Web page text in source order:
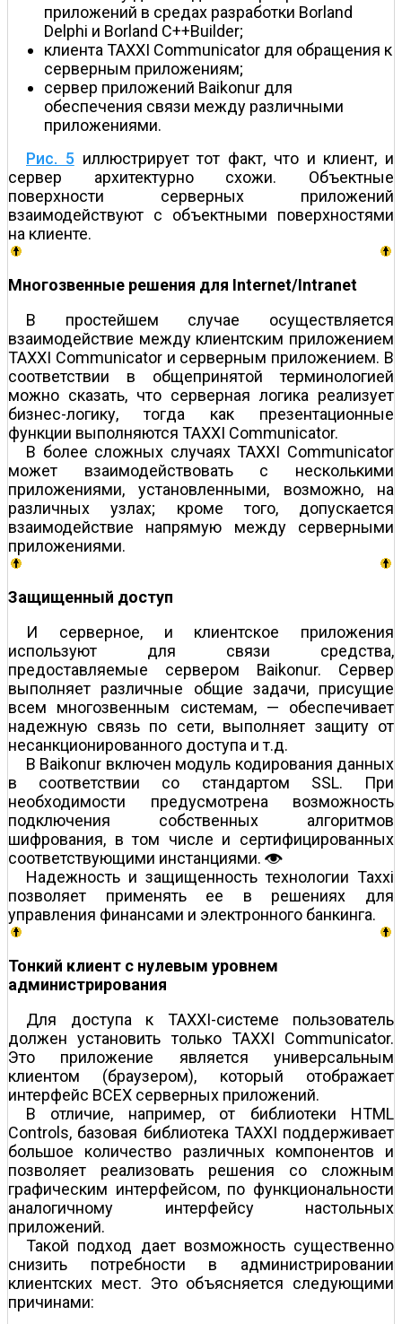
приложений в средах разработки Borland
Delphi и Borland C++Builder;
клиента TAXXI Communicator для обращения к
серверным приложениям;
сервер приложений Baikonur для
обеспечения связи между различными
приложениями.
Рис. 5 иллюстрирует тот факт, что и клиент, и
сервер архитектурно схожи. Объектные
поверхности серверных приложений
взаимодействуют с объектными поверхностями
на клиенте.
Многозвенные решения для Internet/Intranet
В простейшем случае осуществляется
взаимодействие между клиентским приложением
TAXXI Communicator и серверным приложением. В
соответствии в общепринятой терминологией
можно сказать, что серверная логика реализует
бизнес-логику, тогда как презентационные
функции выполняются TAXXI Communicator.
В более сложных случаях TAXXI Communicator
может взаимодействовать с несколькими
приложениями, установленными, возможно, на
различных узлах; кроме того, допускается
взаимодействие напрямую между серверными
приложениями.
Защищенный доступ
И серверное, и клиентское приложения
используют для связи средства,
предоставляемые сервером Baikonur. Сервер
выполняет различные общие задачи, присущие
всем многозвенным системам, — обеспечивает
надежную связь по сети, выполняет защиту от
несанкционированного доступа и т.д.
В Baikonur включен модуль кодирования данных
в соответствии со стандартом SSL. При
необходимости предусмотрена возможность
подключения собственных алгоритмов
шифрования, в том числе и сертифицированных
соответствующими инстанциями.
Надежность и защищенность технологии Taxxi
позволяет применять ее в решениях для
управления финансами и электронного банкинга.
Тонкий клиент с нулевым уровнем
администрирования
Для доступа к TAXXI-системе пользователь
должен установить только TAXXI Communicator.
Это приложение является универсальным
клиентом (браузером), который отображает
интерфейс ВСЕХ серверных приложений.
В отличие, например, от библиотеки HTML
Controls, базовая библиотека TAXXI поддерживает
большое количество различных компонентов и
позволяет реализовать решения со сложным
графическим интерфейсом, по функциональности
аналогичному интерфейсу настольных
приложений.
Такой подход дает возможность существенно
снизить потребности в администрировании
клиентских мест. Это объясняется следующими
причинами: